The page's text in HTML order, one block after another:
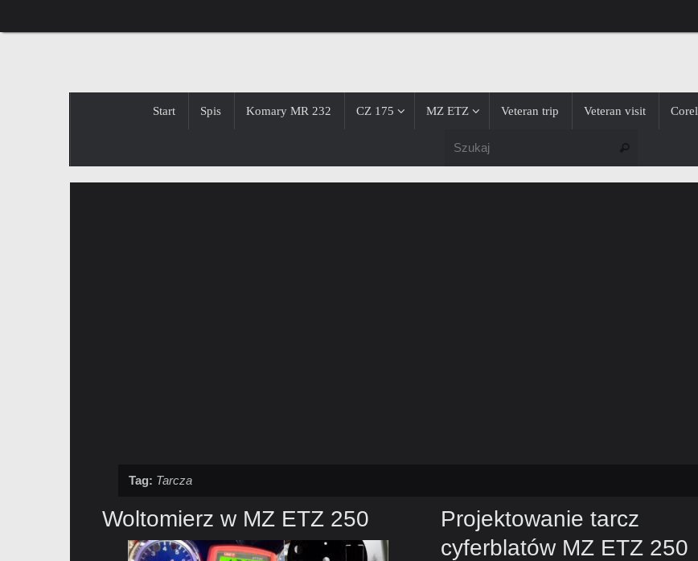
do
Start Spis Komary MR 232 CZ 175 MZ ETZ Veteran trip Veteran visit Corel
Tag: Tarcza
Woltomierz w MZ ETZ 250
Projektowanie tarcz
cyferblatów MZ ETZ 250